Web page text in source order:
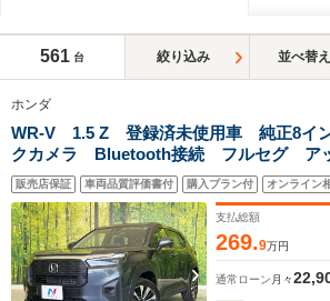
561 台 絞り込み 並べ替え
ホンダ
WR-V 1.5 Z 登録済未使用車 純正8イ
クカメラ Bluetooth接続 フルセグ ア
イ ホンダセンシング アダプティブク
アシスト オートハイビーム LEDヘッド
販売店保証 車両品質評価書付 購入プラン付 オンライン
支払総額
269.9万円
通常ローン 月々